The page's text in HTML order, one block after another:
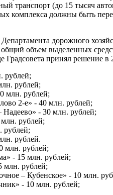
транспорт (до 15 тысяч
комплекса должны быть
дорожного
объем выделенных
Градсовета принял решение
рублей;
рублей;
млн. рублей;
2-е» - 40 млн. рублей;
Надеево» - 30 млн. рублей;
рублей;
рублей;
рублей.
млн. рублей;
- 15 млн. рублей;
млн. рублей;
– Кубенское» - 10 млн.
- 10 млн. рублей;